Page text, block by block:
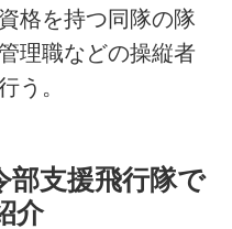
格を持つ同隊の隊
理職などの操縦者
う。
部支援飛行隊で
介